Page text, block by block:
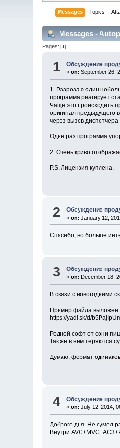
Messages Topics
Messages -
Pages: [1]
1 Обсуждение
«on: September 26,
1. Разрезаю один
программа реагирует
Чаще это происходить
оригинал предыдущего
через вызов
Один раз программа
2. Очень криво
P.S. Лицензия куплена.
2 Обсуждение
«on: January 12,
Спасибо, но больше
3 Обсуждение
«on: December 18,
В связи с новогодними
Пример файла выложен
https://yadi.sk/d/
Родной софт от сони
Так же в нем теряются
Думаю, формат одинаков
4 Обсуждение
«on: July 12, 2014,
Доброго дня. Не сумел
Внутри